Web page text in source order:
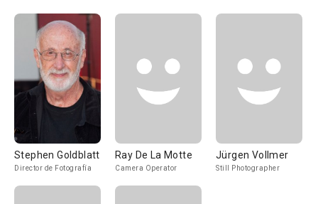
Stephen Goldblatt
Director de Fotografía
Ray De La Motte
Camera Operator
Jürgen Vollmer
Still Photographer